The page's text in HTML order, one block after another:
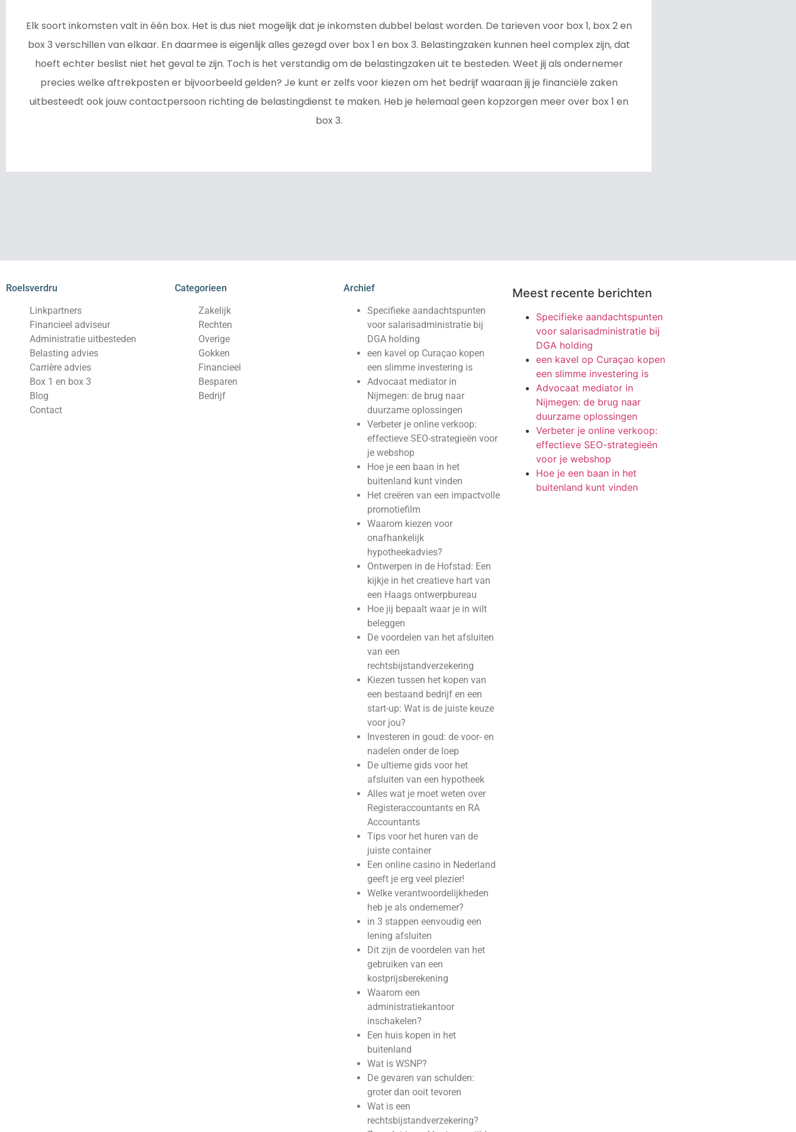
Elk soort inkomsten valt in één box. Het is dus niet mogelijk dat je inkomsten dubbel belast worden. De tarieven voor box 1, box 2 en
box 3 verschillen van elkaar. En daarmee is eigenlijk alles gezegd over box 1 en box 3. Belastingzaken kunnen heel complex zijn, dat
hoeft echter beslist niet het geval te zijn. Toch is het verstandig om de belastingzaken uit te besteden. Weet jij als ondernemer
precies welke aftrekposten er bijvoorbeeld gelden? Je kunt er zelfs voor kiezen om het bedrijf waaraan jij je financiële zaken
uitbesteedt ook jouw contactpersoon richting de belastingdienst te maken. Heb je helemaal geen kopzorgen meer over box 1 en
box 3.
Roelsverdru
Linkpartners
Financieel adviseur
Administratie uitbesteden
Belasting advies
Carrière advies
Box 1 en box 3
Blog
Contact
Categorieen
Zakelijk
Rechten
Overige
Gokken
Financieel
Besparen
Bedrijf
Archief
Specifieke aandachtspunten
voor salarisadministratie bij
DGA holding
een kavel op Curaçao kopen
een slimme investering is
Advocaat mediator in
Nijmegen: de brug naar
duurzame oplossingen
Verbeter je online verkoop:
effectieve SEO-strategieën voor
je webshop
Hoe je een baan in het
buitenland kunt vinden
Het creëren van een impactvolle
promotiefilm
Waarom kiezen voor
onafhankelijk
hypotheekadvies?
Ontwerpen in de Hofstad: Een
kijkje in het creatieve hart van
een Haags ontwerpbureau
Hoe jij bepaalt waar je in wilt
beleggen
De voordelen van het afsluiten
van een
rechtsbijstandverzekering
Kiezen tussen het kopen van
een bestaand bedrijf en een
start-up: Wat is de juiste keuze
voor jou?
Investeren in goud: de voor- en
nadelen onder de loep
De ultieme gids voor het
afsluiten van een hypotheek
Alles wat je moet weten over
Registeraccountants en RA
Accountants
Tips voor het huren van de
juiste container
Een online casino in Nederland
geeft je erg veel plezier!
Welke verantwoordelijkheden
heb je als ondernemer?
in 3 stappen eenvoudig een
lening afsluiten
Dit zijn de voordelen van het
gebruiken van een
kostprijsberekening
Waarom een
administratiekantoor
inschakelen?
Een huis kopen in het
buitenland
Wat is WSNP?
De gevaren van schulden:
groter dan ooit tevoren
Wat is een
rechtsbijstandverzekering?
Meest recente berichten
Specifieke aandachtspunten
voor salarisadministratie bij
DGA holding
een kavel op Curaçao kopen
een slimme investering is
Advocaat mediator in
Nijmegen: de brug naar
duurzame oplossingen
Verbeter je online verkoop:
effectieve SEO-strategieën
voor je webshop
Hoe je een baan in het
buitenland kunt vinden